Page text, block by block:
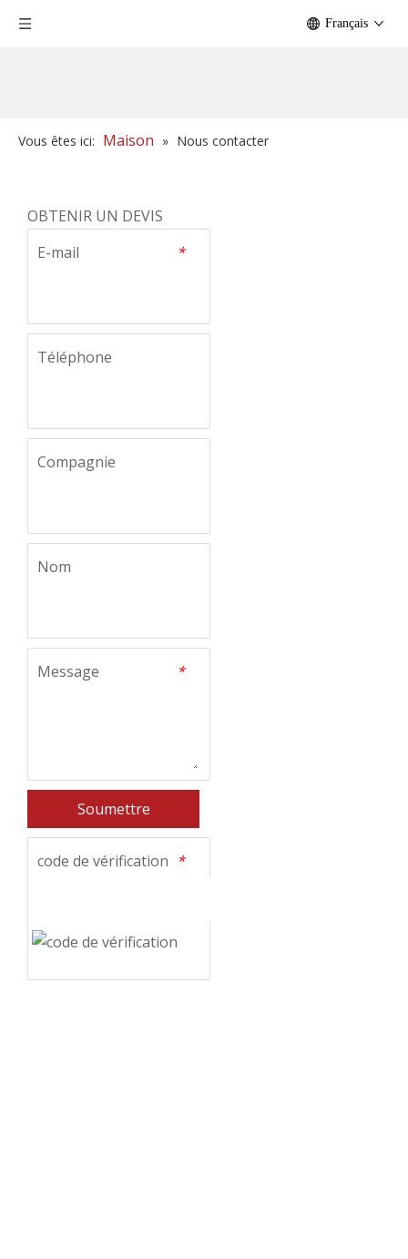
Français
Vous êtes ici: Maison » Nous contacter
OBTENIR UN DEVIS
*
E-mail
Téléphone
Compagnie
Nom
*
Message
Soumettre
*
code de vérification